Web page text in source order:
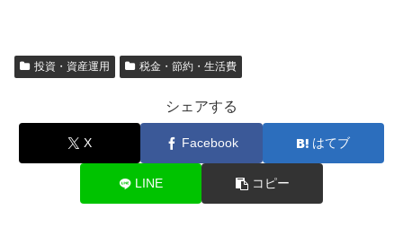
投資・資産運用 税金・節約・生活費
シェアする
X Facebook はてブ
LINE コピー